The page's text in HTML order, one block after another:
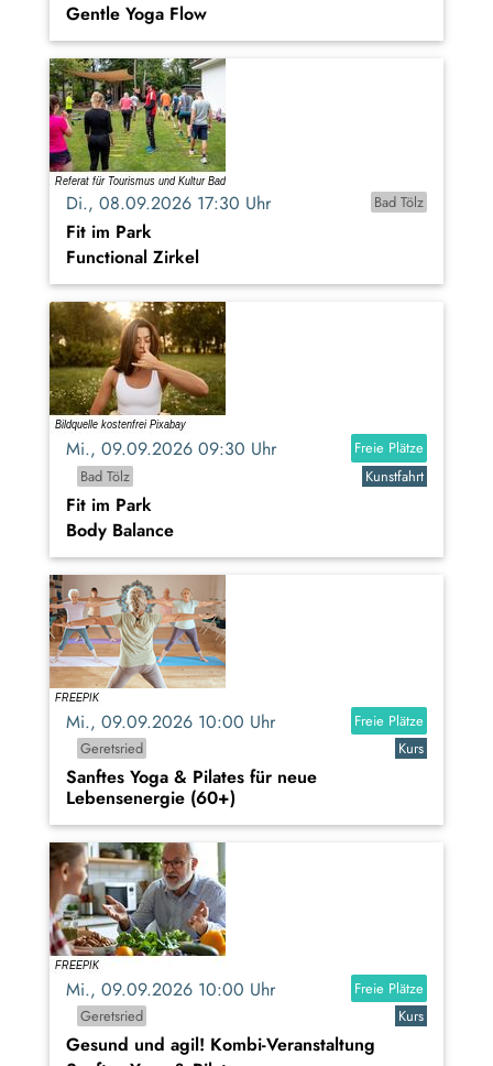
Gentle Yoga Flow
Di., 08.09.2026 17:30 Uhr Bad Tölz
Fit im Park
Functional Zirkel
Mi., 09.09.2026 09:30 Uhr
Freie Plätze
Bad Tölz
Kunstfahrt
Fit im Park
Body Balance
Mi., 09.09.2026 10:00 Uhr
Freie Plätze
Geretsried
Kurs
Sanftes Yoga & Pilates für neue
Lebensenergie (60+)
Mi., 09.09.2026 10:00 Uhr
Freie Plätze
Geretsried
Kurs
Gesund und agil! Kombi-Veranstaltung